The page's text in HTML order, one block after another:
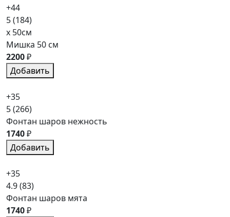
+44
5(184)
x 50см
Мишка 50 см
2200₽
Добавить
+35
5(266)
Фонтан шаров нежность
1740₽
Добавить
+35
4.9(83)
Фонтан шаров мята
1740₽